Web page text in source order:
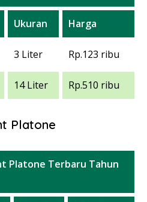
Ukuran Harga
3 Liter Rp.123 ribu
14 Liter Rp.510 ribu
Platone
Platone Terbaru Tahun